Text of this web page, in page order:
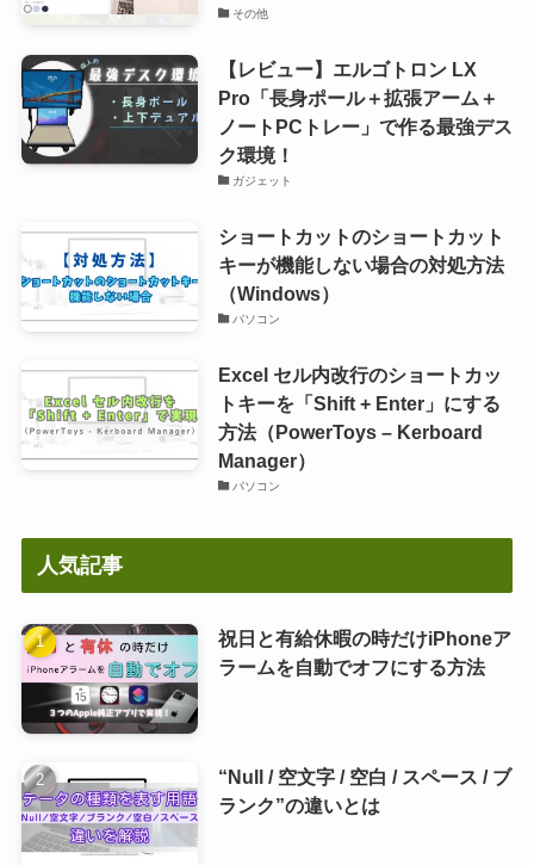
その他
【レビュー】エルゴトロン LX
Pro「長身ポール＋拡張アーム＋
ノートPCトレー」で作る最強デス
ク環境！
ガジェット
ショートカットのショートカット
キーが機能しない場合の対処方法
（Windows）
パソコン
Excel セル内改行のショートカッ
トキーを「Shift + Enter」にする
方法（PowerToys – Kerboard
Manager）
パソコン
人気記事
祝日と有給休暇の時だけiPhoneア
ラームを自動でオフにする方法
“Null / 空文字 / 空白 / スペース / ブ
ランク”の違いとは